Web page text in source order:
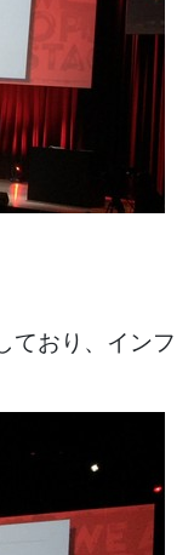
ており、インフ